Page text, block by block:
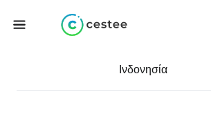
Ινδονησία